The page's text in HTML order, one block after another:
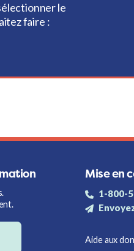
le
faire :
Mise en
1-800-
Aide aux